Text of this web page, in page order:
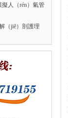
擬人（rén）氣管
（jiě）剖護理